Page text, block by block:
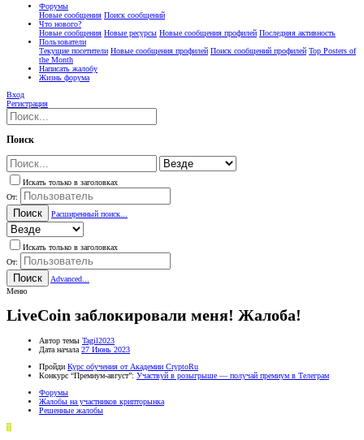
Форумы
Новые сообщения Поиск сообщений
Что нового?
Новые сообщения Новые ресурсы Новые сообщения профилей Последняя активность
Пользователи
Текущие посетители Новые сообщения профилей Поиск сообщений профилей Top Posters of
the Month
Написать жалобу
Жизнь форума
Вход
Регистрация
Поиск
Искать только в заголовках
От:
Поиск Расширенный поиск...
Искать только в заголовках
От:
Поиск
Advanced...
Меню
LiveCoin заблокировали меня! Жалоба!
Автор темы Tagil2023
Дата начала 27 Июнь 2023
Пройди Курс обучения от Академии CryptoRu
Конкурс “Премиум-август”: Участвуй в розыгрыше — получай премиум в Телеграм
Форумы
Жалобы на участников крипторынка
Решенные жалобы
T